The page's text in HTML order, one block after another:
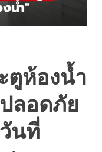
ตูห้องน้ำ
ลอดภัย
นที่